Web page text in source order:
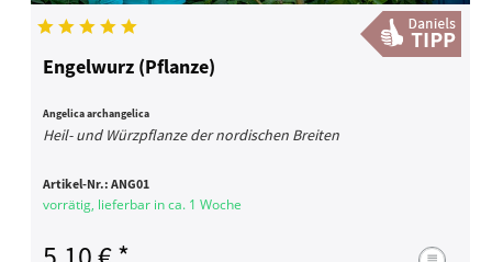
Engelwurz (Pflanze)
Angelica archangelica
Heil- und Würzpflanze der nordischen Breiten
Artikel-Nr.:ANG01
vorrätig, lieferbar in ca. 1 Woche